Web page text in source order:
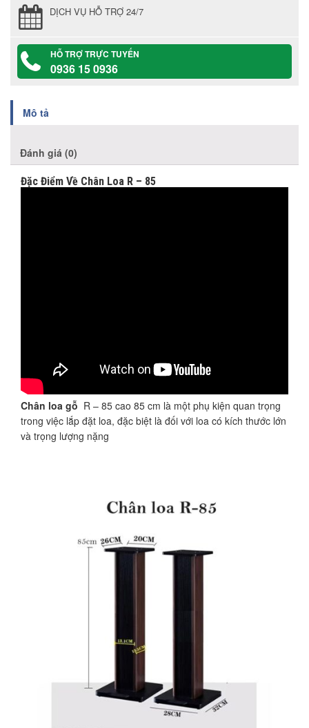
DỊCH VỤ HỖ TRỢ 24/7
HỖ TRỢ TRỰC TUYẾN
0936 15 0936
Mô tả
Đánh giá (0)
Đặc Điểm Về Chân Loa R – 85
Chân loa gỗ R – 85 cao 85 cm là một phụ kiện quan trọng
trong việc lắp đặt loa, đặc biệt là đối với loa có kích thước lớn
và trọng lượng nặng